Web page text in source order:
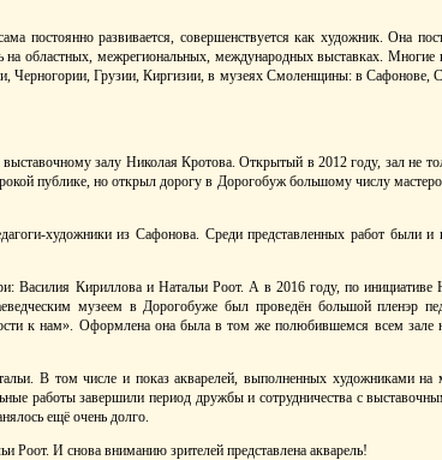
постоянно развивается, совершенствуется как художник. Она
на областных, межрегиональных, международных выставках. Многие
Черногории, Грузии, Киргизии, в музеях Смоленщины: в Сафонове,
залу Николая Кротова. Открытый в 2012 году, зал не
публике, но открыл дорогу в Дорогобуж большому числу
художники из Сафонова. Среди представленных работ были и
Василия Кириллова и Натальи Роот. А в 2016 году, по инициативе
музеем в Дорогобуже был проведён большой пленэр
к нам». Оформлена она была в том же полюбившемся всем зале
В том числе и показ акварелей, выполненных художниками на
работы завершили период дружбы и сотрудничества с
ещё очень долго.
Роот. И снова вниманию зрителей представлена акварель!